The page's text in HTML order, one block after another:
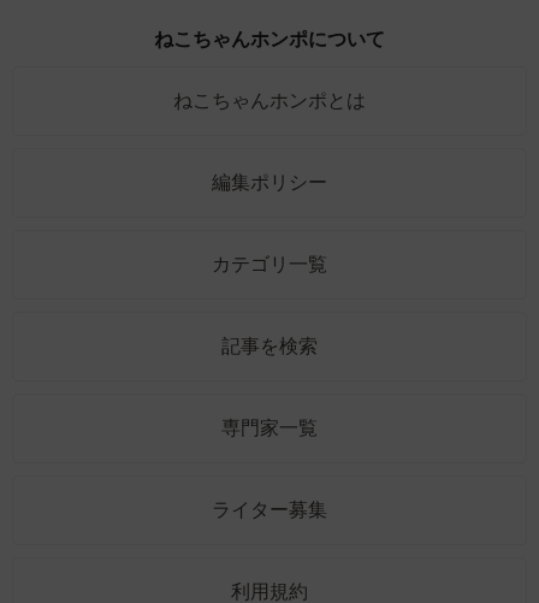
ねこちゃんホンポについて
ねこちゃんホンポとは
編集ポリシー
カテゴリ一覧
記事を検索
専門家一覧
ライター募集
利用規約